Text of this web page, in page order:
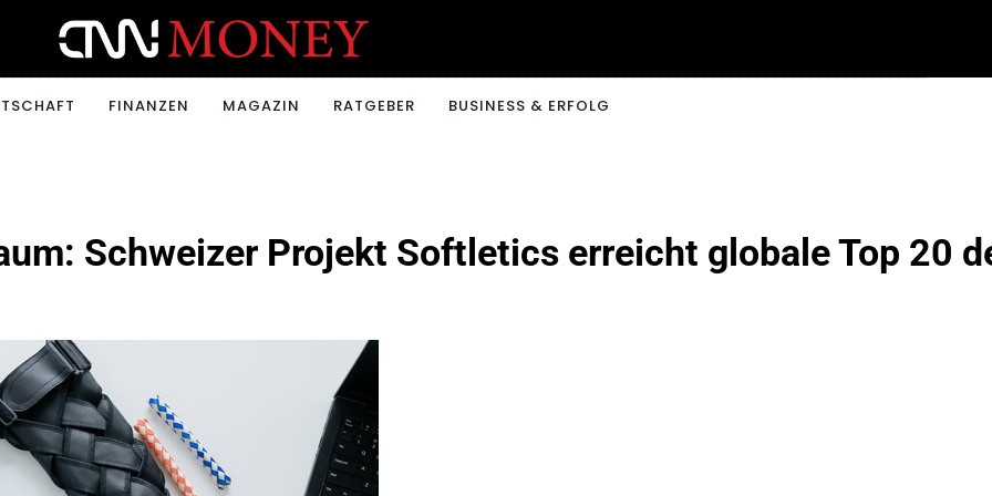
FINANZEN MAGAZIN RATGEBER BUSINESS & ERFOLG
Schweizer Projekt Softletics erreicht globale Top 20